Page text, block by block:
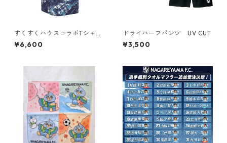
すくすくハウスコラボTシャツ
（選手着用モデル）
¥6,600
ドライハーフパンツ UV CUT
¥3,500